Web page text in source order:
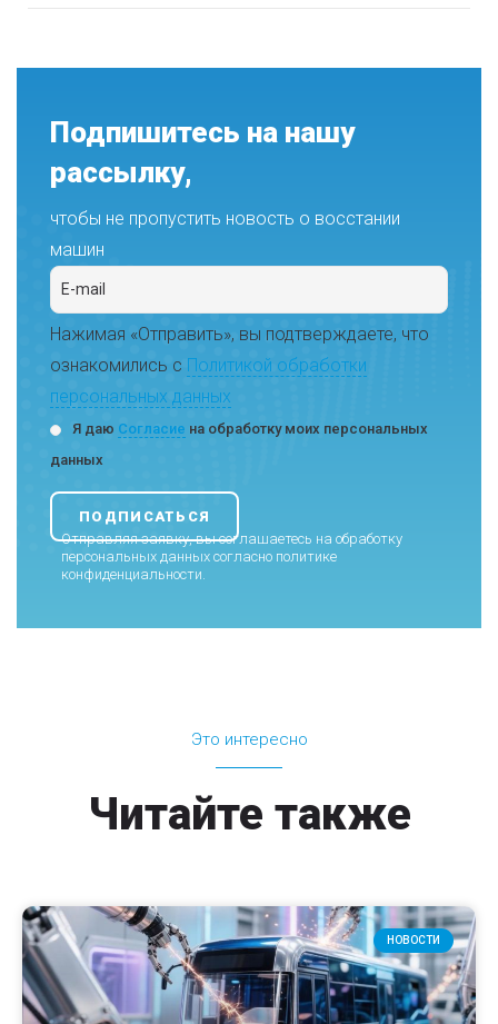
Подпишитесь на нашу
рассылку,
чтобы не пропустить новость о восстании
машин
Нажимая «Отправить», вы подтверждаете, что
ознакомились с Политикой обработки
персональных данных
Я даю Согласие на обработку моих персональных
данных
Отправляя заявку, вы соглашаетесь на обработку
персональных данных согласно политике
конфиденциальности.
Это интересно
Читайте также
НОВОСТИ